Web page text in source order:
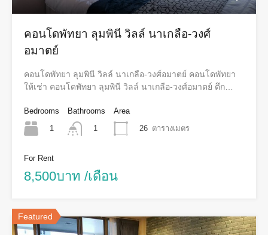
คอนโดพัทยา ลุมพินี วิลล์ นาเกลือ-วงศ์
อมาตย์
คอนโดพัทยา ลุมพินี วิลล์ นาเกลือ-วงศ์อมาตย์ คอนโดพัทยา
ให้เช่า คอนโดพัทยา ลุมพินี วิลล์ นาเกลือ-วงศ์อมาตย์ ตึก…
Bedrooms
1
Bathrooms
1
Area
26 ตารางเมตร
For Rent
8,500บาท /เดือน
Featured